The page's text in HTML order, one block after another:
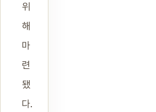
위
해
마
련
됐
다.